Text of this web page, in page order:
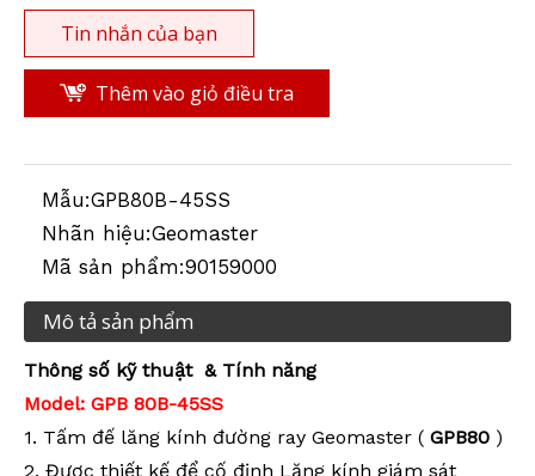
Tin nhắn của bạn
Thêm vào giỏ điều tra
Mẫu:GPB80B-45SS
Nhãn hiệu:Geomaster
Mã sản phẩm:90159000
Mô tả sản phẩm
Thông số kỹ thuật & Tính năng
Model: GPB 80B-45SS
1. Tấm đế lăng kính đường ray Geomaster ( GPB80 )
2. Được thiết kế để cố định Lăng kính giám sát